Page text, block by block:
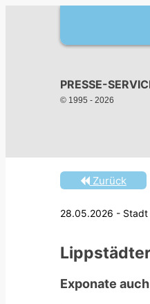
PRESSE-
© 1995 - 2026
Zurück
28.05.2026 - Stadt
Exponate